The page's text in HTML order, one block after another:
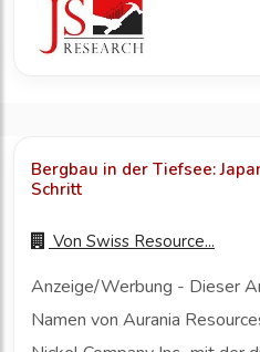
Bergbau in der Tiefsee:
Schritt
Von Swiss Resource...
Anzeige/Werbung - Dieser
Namen von Aurania